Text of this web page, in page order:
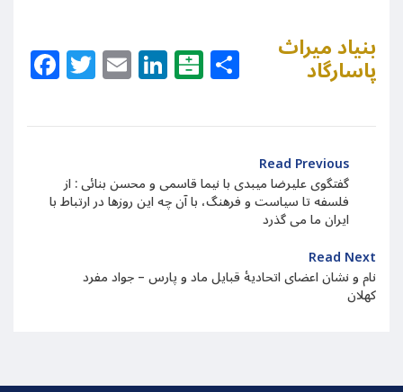
Facebook
Twitter
EmailLinkedIn
Balatarin
Share
بنیاد میراث
پاسارگاد
Read Previous
گفتگوی علیرضا میبدی با نیما قاسمی و محسن بنائی : از
فلسفه تا سیاست و فرهنگ، با آن چه این روزها در ارتباط با
ایران ما می گذرد
Read Next
نام و نشان اعضای اتحادیهٔ قبایل ماد و پارس – جواد مفرد
کهلان